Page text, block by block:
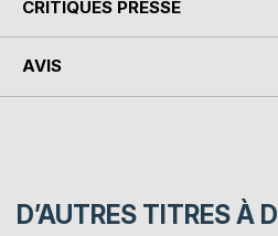
CRITIQUES PRESSE
AVIS
D’AUTRES TITRES À